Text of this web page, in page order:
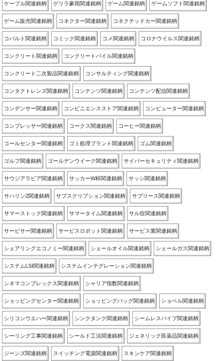
ケーブル関連銘柄 ゲリラ豪雨関連銘柄 ゲーム関連銘柄 ゲームソフト関連銘柄
ゲーム販売関連銘柄 コネクター関連銘柄 コネクテッドカー関連銘柄
コバルト関連銘柄 コミック関連銘柄 コメ関連銘柄 コロナウイルス関連銘柄
コンクリート関連銘柄 コンクリートパイル関連銘柄
コンクリート二次製品関連銘柄 コンサルティング関連銘柄
コンタクトレンズ関連銘柄 コンテンツ関連銘柄 コンテンツ配信関連銘柄
コンデンサー関連銘柄 コンビニエンスストア関連銘柄 コンピューター関連銘柄
コンプレッサー関連銘柄 コークス関連銘柄 コーヒー関連銘柄
コールセンター関連銘柄 ゴミ処理プラント関連銘柄 ゴム関連銘柄
ゴルフ関連銘柄 ゴールデンウイーク関連銘柄 サイバーセキュリティ関連銘柄
サウジアラビア関連銘柄 サッカーW杯関連銘柄 サッシ関連銘柄
サハリン2関連銘柄 サブスクリプション関連銘柄 サブリース関連銘柄
サマーストック関連銘柄 サマータイム関連銘柄 サル痘関連銘柄
サービサー関連銘柄 サービスロボット関連銘柄 サービス業関連銘柄
シェアリングエコノミー関連銘柄 シェールオイル関連銘柄 シェールガス関連銘柄
システムLSI関連銘柄 システムインテグレーション関連銘柄
シネマコンプレックス関連銘柄 シャリア指数関連銘柄
ショッピングセンター関連銘柄 ショッピングバッグ関連銘柄 ショベル関連銘柄
シリコンウエハー関連銘柄 シンクタンク関連銘柄 シームレスパイプ関連銘柄
シーリング工事関連銘柄 シールド工法関連銘柄 ジェネリック医薬品関連銘柄
ジーンズ関連銘柄 スイッチング電源関連銘柄 スキンケア関連銘柄